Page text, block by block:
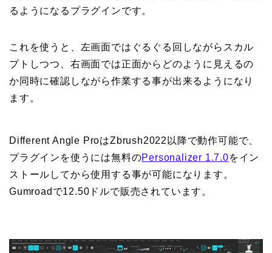
るようになるプラグインです。
これを使うと、左画面ではぐるぐる回しながらスカル
プトしつつ、右画面では正面からどのように見えるの
か同時に確認しながら作業する事が出来るようになり
ます。
Different Angle ProはZbrush2022以降で動作可能で、
プラグインを使うには無料のPersonalizer 1.7.0をイン
ストールしてから使用する事が可能になります。
Gumroadで12.50ドルで販売されています。